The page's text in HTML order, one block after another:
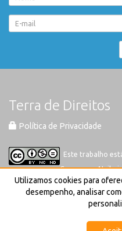
Terra de Direitos
Política de Privacidade
Este trabalho
Commons-
Internacional
Utilizamos cookies para
desempenho, analisar